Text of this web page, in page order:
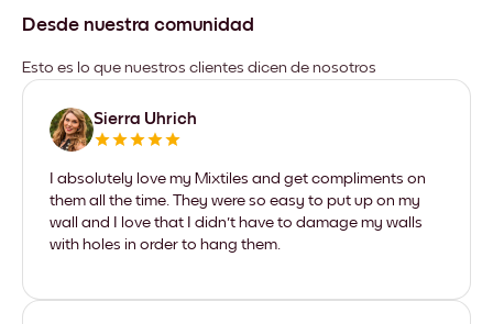
Desde nuestra comunidad
Esto es lo que nuestros clientes dicen de nosotros
Sierra Uhrich
I absolutely love my Mixtiles and get compliments on
them all the time. They were so easy to put up on my
wall and I love that I didn't have to damage my walls
with holes in order to hang them.